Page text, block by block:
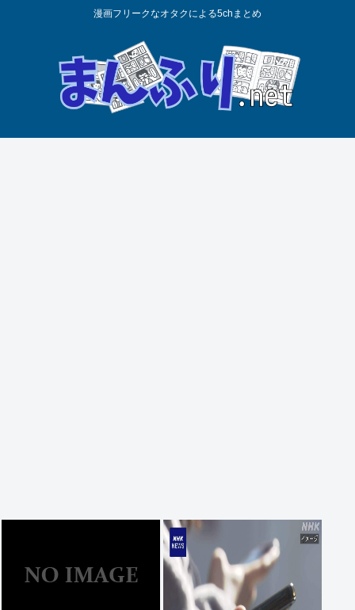
漫画フリークなオタクによる5chまとめ